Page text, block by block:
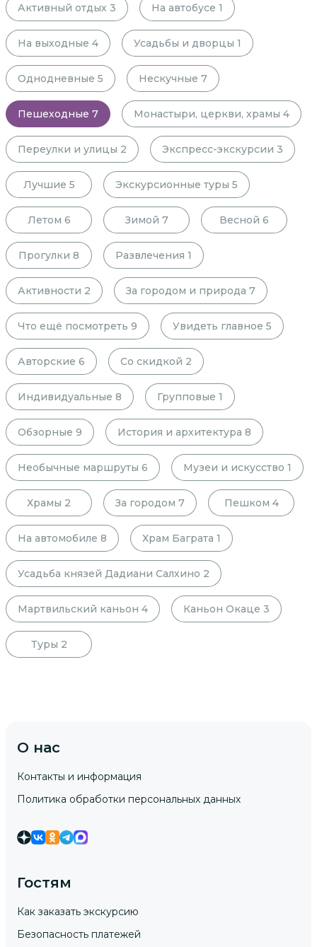
Активный отдых 3 На автобусе 1
На выходные 4 Усадьбы и дворцы 1
Однодневные 5 Нескучные 7
Пешеходные 7 Монастыри, церкви, храмы 4
Переулки и улицы 2 Экспресс-экскурсии 3
Лучшие 5 Экскурсионные туры 5
Летом 6 Зимой 7 Весной 6
Прогулки 8 Развлечения 1
Активности 2 За городом и природа 7
Что ещё посмотреть 9 Увидеть главное 5
Авторские 6 Со скидкой 2
Индивидуальные 8 Групповые 1
Обзорные 9 История и архитектура 8
Необычные маршруты 6 Музеи и искусство 1
Храмы 2 За городом 7 Пешком 4
На автомобиле 8 Храм Баграта 1
Усадьба князей Дадиани Салхино 2
Мартвильский каньон 4 Каньон Окаце 3
Туры 2
О нас
Контакты и информация
Политика обработки персональных данных
Гостям
Как заказать экскурсию
Безопасность платежей